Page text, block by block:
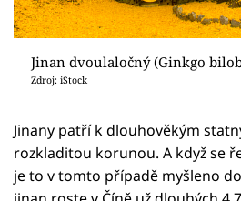
Jinan dvoulaločný (Ginkgo
Zdroj: iStock
Jinany patří k dlouhověkým
rozkladitou korunou. A když se
je to v tomto případě myšleno